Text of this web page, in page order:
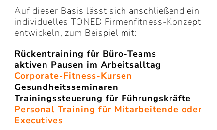
Auf dieser Basis lässt sich anschließend ein
individuelles TONED Firmenfitness-Konzept
entwickeln, zum Beispiel mit:
Rückentraining für Büro-Teams
aktiven Pausen im Arbeitsalltag
Corporate-Fitness-Kursen
Gesundheitsseminaren
Trainingssteuerung für Führungskräfte
Personal Training für Mitarbeitende oder
Executives